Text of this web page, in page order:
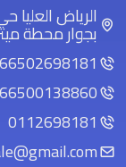
الرياض
بجوار محطة
0112698181